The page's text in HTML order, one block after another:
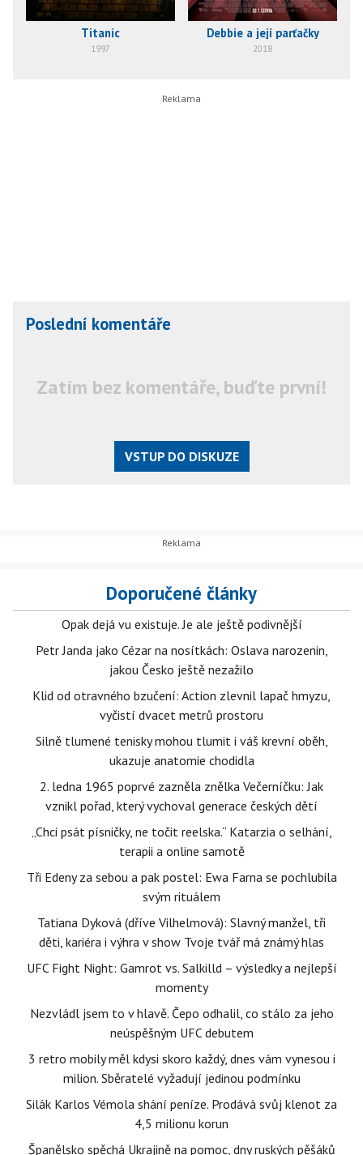
Titanic
1997
Debbie a její parťačky
2018
Poslední komentáře
Zatím bez komentáře, buďte první!
VSTUP DO DISKUZE
Doporučené články
Opak dejá vu existuje. Je ale ještě podivnější
Petr Janda jako Cézar na nosítkách: Oslava narozenin,
jakou Česko ještě nezažilo
Klid od otravného bzučení: Action zlevnil lapač hmyzu,
vyčistí dvacet metrů prostoru
Silně tlumené tenisky mohou tlumit i váš krevní oběh,
ukazuje anatomie chodidla
2. ledna 1965 poprvé zazněla znělka Večerníčku: Jak
vznikl pořad, který vychoval generace českých dětí
„Chci psát písničky, ne točit reelska.“ Katarzia o selhání,
terapii a online samotě
Tři Edeny za sebou a pak postel: Ewa Farna se pochlubila
svým rituálem
Tatiana Dyková (dříve Vilhelmová): Slavný manžel, tři
děti, kariéra i výhra v show Tvoje tvář má známý hlas
UFC Fight Night: Gamrot vs. Salkilld – výsledky a nejlepší
momenty
Nezvládl jsem to v hlavě. Čepo odhalil, co stálo za jeho
neúspěšným UFC debutem
3 retro mobily měl kdysi skoro každý, dnes vám vynesou i
milion. Sběratelé vyžadují jedinou podmínku
Silák Karlos Vémola shání peníze. Prodává svůj klenot za
4,5 milionu korun
Španělsko spěchá Ukrajině na pomoc, dny ruských pěšáků